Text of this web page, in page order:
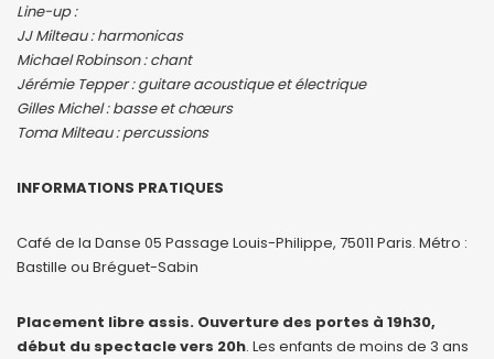
Line-up :
JJ Milteau : harmonicas
Michael Robinson : chant
Jérémie Tepper : guitare acoustique et électrique
Gilles Michel : basse et chœurs
Toma Milteau : percussions
INFORMATIONS PRATIQUES
Café de la Danse 05 Passage Louis-Philippe, 75011 Paris. Métro :
Bastille ou Bréguet-Sabin
Placement libre assis. Ouverture des portes à 19h30,
début du spectacle vers 20h. Les enfants de moins de 3 ans